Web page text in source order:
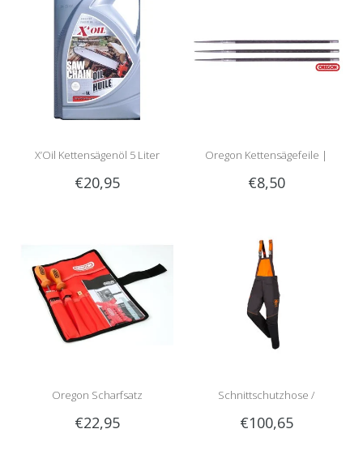
X’Oil Kettensägenöl 5 Liter
€20,95
Oregon Kettensägefeile |
Rundfeile
€8,50
Oregon Scharfsatz
€22,95
Schnittschutzhose /
Schnittschutzlatzhose Sip
€100,65